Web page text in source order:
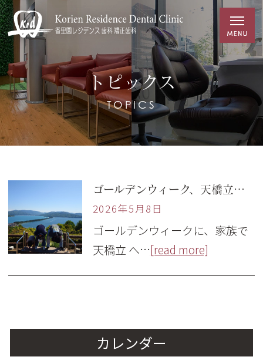
トピックス
TOPICS
ゴールデンウィーク、天橋立へ行ってきました
2026年5月8日
ゴールデンウィークに、家族で
天橋立 へ…[read more]
カレンダー